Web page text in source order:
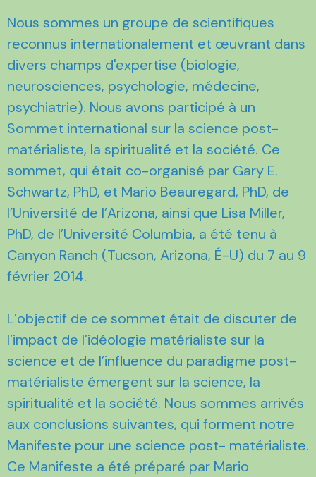
Nous sommes un groupe de scientifiques
reconnus internationalement et œuvrant dans
divers champs d'expertise (biologie,
neurosciences, psychologie, médecine,
psychiatrie). Nous avons participé à un
Sommet international sur la science post-
matérialiste, la spiritualité et la société. Ce
sommet, qui était co-organisé par Gary E.
Schwartz, PhD, et Mario Beauregard, PhD, de
l’Université de l’Arizona, ainsi que Lisa Miller,
PhD, de l’Université Columbia, a été tenu à
Canyon Ranch (Tucson, Arizona, É-U) du 7 au 9
février 2014.
L’objectif de ce sommet était de discuter de
l’impact de l’idéologie matérialiste sur la
science et de l’influence du paradigme post-
matérialiste émergent sur la science, la
spiritualité et la société. Nous sommes arrivés
aux conclusions suivantes, qui forment notre
Manifeste pour une science post- matérialiste.
Ce Manifeste a été préparé par Mario